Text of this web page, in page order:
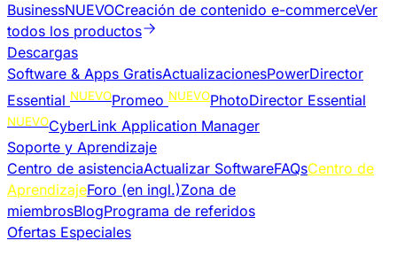
BusinessNUEVOCreación de contenido e-commerceVer
todos los productos
Descargas
Software & Apps GratisActualizacionesPowerDirector
Essential NUEVOPromeo NUEVOPhotoDirector Essential
NUEVOCyberLink Application Manager
Soporte y Aprendizaje
Centro de asistenciaActualizar SoftwareFAQsCentro de
AprendizajeForo (en ingl.)Zona de
miembrosBlogPrograma de referidos
Ofertas Especiales